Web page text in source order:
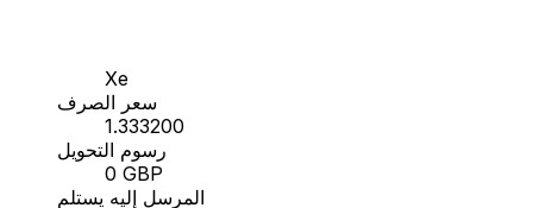
Xe
سعر الصرف
1.333200
رسوم التحويل
0 GBP
المرسل إليه يستلم